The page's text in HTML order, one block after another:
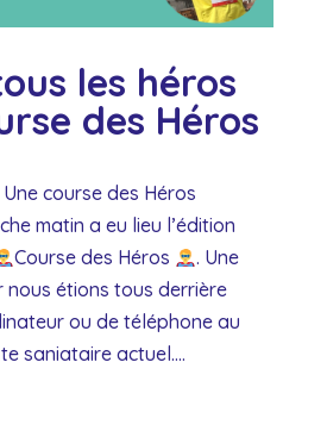
les héros
des Héros
course des Héros
matin a eu lieu l’édition
Course des Héros
. Une
nous étions tous derrière
ou de téléphone au
saniataire actuel....